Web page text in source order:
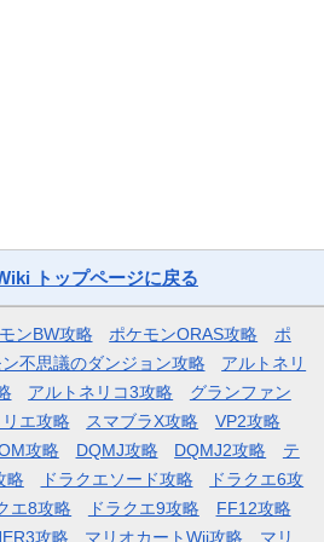
トップページに戻る
ンBW攻略 ポケモンORAS攻略
ポ
不思議のダンジョン攻略
アルトネリ
アルトネリコ3攻略
グランファン
エ攻略 スマブラX攻略
VP2攻略
攻略
DQMJ攻略 DQMJ2攻略
テ
略
ドラクエソード攻略
ドラクエ6攻
エ8攻略 ドラクエ9攻略
FF12攻略
攻略 マリオカートWii攻略 マリ